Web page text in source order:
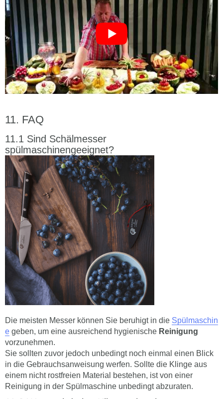
FAQ
Sind Schälmesser
spülmaschinengeeignet?
Die meisten Messer können Sie beruhigt in die Spülmaschin
e geben, um eine ausreichend hygienische Reinigung
vorzunehmen.
Sie sollten zuvor jedoch unbedingt noch einmal einen Blick
in die Gebrauchsanweisung werfen. Sollte die Klinge aus
einem nicht rostfreien Material bestehen, ist von einer
Reinigung in der Spülmaschine unbedingt abzuraten.